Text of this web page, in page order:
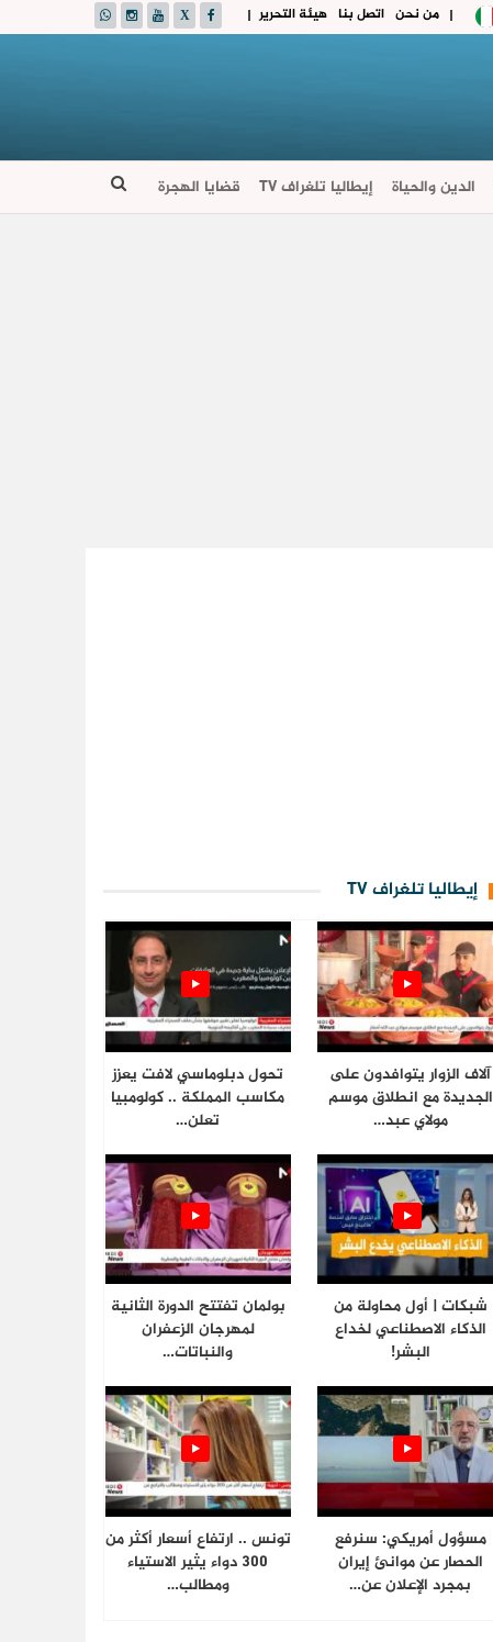
| هيئة التحرير اتصل بنا من نحن |
الدين والحياة إيطاليا تلغراف TV قضايا الهجرة
إيطاليا تلغراف TV
آلاف الزوار يتوافدون على
الجديدة مع انطلاق موسم
مولاي عبد…
تحول دبلوماسي لافت يعزز
مكاسب المملكة .. كولومبيا
تعلن…
شبكات | أول محاولة من
الذكاء الاصطناعي لخداع
البشر!
بولمان تفتتح الدورة الثانية
لمهرجان الزعفران
والنباتات…
مسؤول أمريكي: سنرفع
الحصار عن موانئ إيران
بمجرد الإعلان عن…
تونس .. ارتفاع أسعار أكثر من
300 دواء يثير الاستياء
ومطالب…